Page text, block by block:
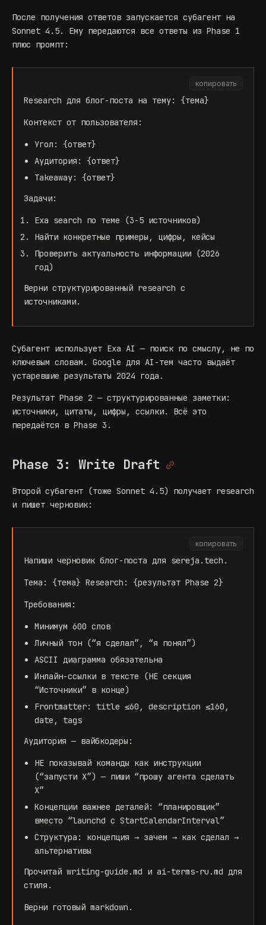
После получения ответов запускается субагент на
Sonnet 4.5. Ему передаются все ответы из Phase 1
плюс промпт:
копировать
Research для блог-поста на тему: {тема}
Контекст от пользователя:
Угол: {ответ}
Аудитория: {ответ}
Takeaway: {ответ}
Задачи:
Exa search по теме (3-5 источников)
Найти конкретные примеры, цифры, кейсы
Проверить актуальность информации (2026
год)
Верни структурированный research с
источниками.
Субагент использует Exa AI — поиск по смыслу, не по
ключевым словам. Google для AI-тем часто выдаёт
устаревшие результаты 2024 года.
Результат Phase 2 — структурированные заметки:
источники, цитаты, цифры, ссылки. Всё это
передаётся в Phase 3.
Phase 3: Write Draft
Второй субагент (тоже Sonnet 4.5) получает research
и пишет черновик:
копировать
Напиши черновик блог-поста для sereja.tech.
Тема: {тема} Research: {результат Phase 2}
Требования:
Минимум 600 слов
Личный тон (“я сделал”, “я понял”)
ASCII диаграмма обязательна
Инлайн-ссылки в тексте (НЕ секция
“Источники” в конце)
Frontmatter: title ≤60, description ≤160,
date, tags
Аудитория — вайбкодеры:
НЕ показывай команды как инструкции
(“запусти X”) — пиши “прошу агента сделать
X”
Концепции важнее деталей: “планировщик”
вместо “launchd с StartCalendarInterval”
Структура: концепция → зачем → как сделал →
альтернативы
Прочитай writing-guide.md и ai-terms-ru.md для
стиля.
Верни готовый markdown.